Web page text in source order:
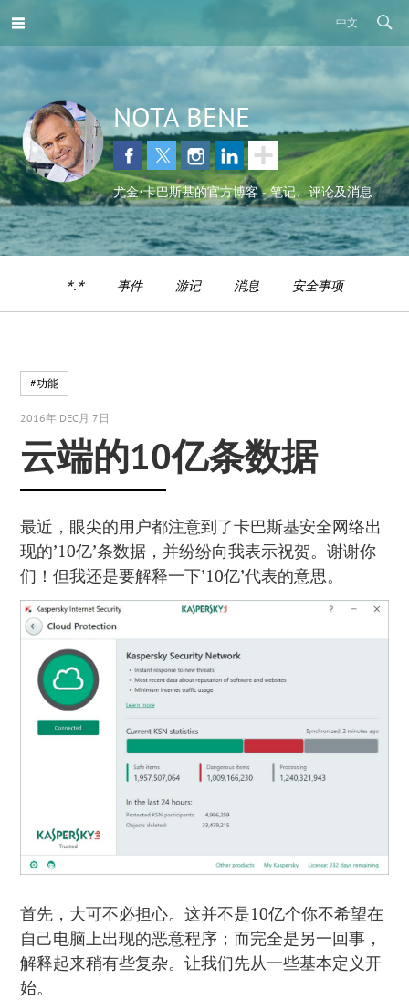
中文
NOTA BENE
尤金•卡巴斯基的官方博客 - 笔记、评论及消息
*.* 事件 游记 消息 安全事项
#功能
2016年 DEC月 7日
云端的10亿条数据
最近，眼尖的用户都注意到了卡巴斯基安全网络出
现的’10亿’条数据，并纷纷向我表示祝贺。谢谢你
们！但我还是要解释一下’10亿’代表的意思。
首先，大可不必担心。这并不是10亿个你不希望在
自己电脑上出现的恶意程序；而完全是另一回事，
解释起来稍有些复杂。让我们先从一些基本定义开
始。